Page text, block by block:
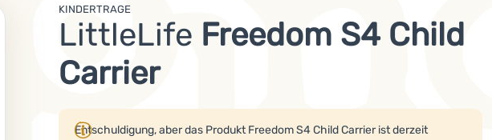
LittleLife Freedom S4 Child
Carrier
KINDERTRAGE
Produkt wird nicht mehr verkauft.
Entschuldigung, aber das Produkt Freedom S4 Child Carrier ist derzeit